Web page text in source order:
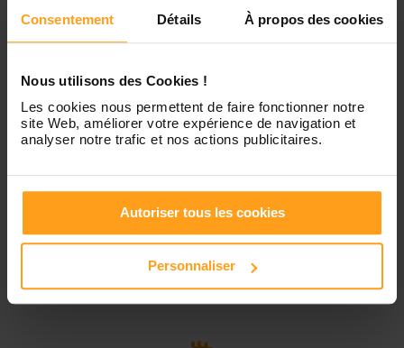
Consentement Détails À propos des cookies
Nous utilisons des Cookies !
Les cookies nous permettent de faire fonctionner notre
site Web, améliorer votre expérience de navigation et
analyser notre trafic et nos actions publicitaires.
Autoriser tous les cookies
Personnaliser
Samedi
Dimanche Disponible de 00:00 à 00:00
Services proposés
Garde d’enfants